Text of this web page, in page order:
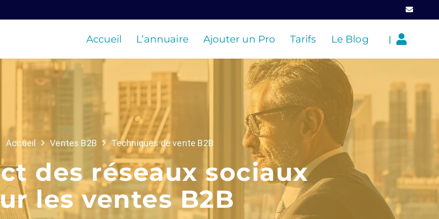
Accueil L’annuaire Ajouter un Pro Tarifs Le Blog |
Accueil Ventes B2B Techniques de vente B2B
des réseaux sociaux
les ventes B2B